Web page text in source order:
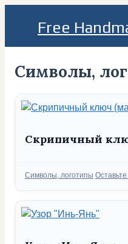
Free
Символы,
Скрипичный
Рубрики
Символы, логотипы